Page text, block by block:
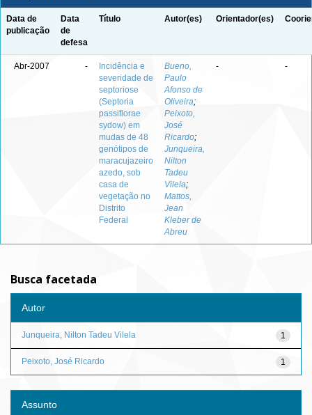
Data de
publicação
Data
de
defesa
Título Autor(es) Orientador(es)
Abr-2007 -
Incidência e
severidade de
septoriose
(Septoria
passiflorae
sydow) em
mudas de 48
genótipos de
maracujazeiro
azedo, sob
casa de
vegetação no
Distrito
Federal
Bueno,
Paulo
Afonso de
Oliveira;
Peixoto,
José
Ricardo;
Junqueira,
Nilton
Tadeu
Vilela;
Mattos,
Jean
Kleber de
Abreu
- -
Busca facetada
Autor
1
Junqueira, Nilton Tadeu Vilela
1
Peixoto, José Ricardo
Assunto